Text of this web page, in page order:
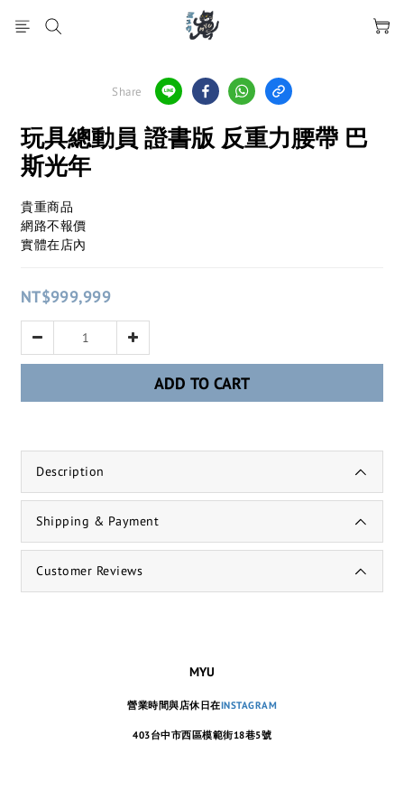
Share
玩具總動員 證書版 反重力腰帶 巴
斯光年
貴重商品
網路不報價
實體在店內
NT$999,999
ADD TO CART
Description
Shipping & Payment
Customer Reviews
MYU
營業時間與店休日在INSTAGRAM
403台中市西區模範街18巷5號